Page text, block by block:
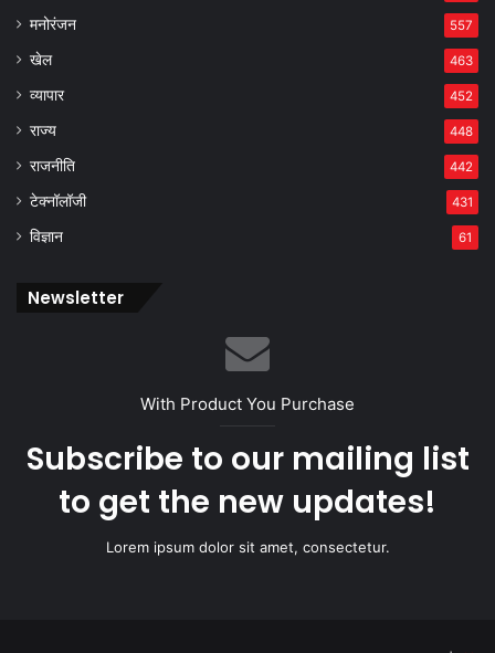
मनोरंजन 557
खेल 463
व्यापार 452
राज्य 448
राजनीति 442
टेक्नॉलॉजी 431
विज्ञान 61
Newsletter
With Product You Purchase
Subscribe to our mailing list
to get the new updates!
Lorem ipsum dolor sit amet, consectetur.